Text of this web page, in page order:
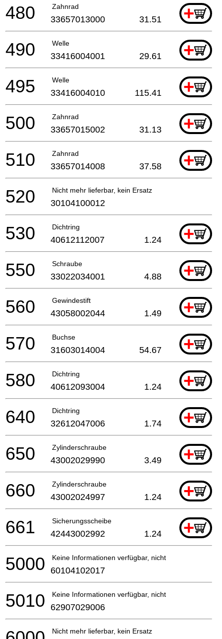
Zahnrad +
480 33657013000 31.51
Welle +
490 33416004001 29.61
Welle +
495 33416004010 115.41
Zahnrad +
500 33657015002 31.13
Zahnrad +
510 33657014008 37.58
Nicht mehr lieferbar, kein Ersatz
520 30104100012
Dichtring +
530 40612112007 1.24
Schraube +
550 33022034001 4.88
Gewindestift +
560 43058002044 1.49
Buchse +
570 31603014004 54.67
Dichtring +
580 40612093004 1.24
Dichtring +
640 32612047006 1.74
Zylinderschraube +
650 43002029990 3.49
Zylinderschraube +
660 43002024997 1.24
Sicherungsscheibe +
661 42443002992 1.24
Keine Informationen verfügbar, nicht bestellbar
5000 60104102017
Keine Informationen verfügbar, nicht bestellbar
5010 62907029006
Nicht mehr lieferbar, kein Ersatz